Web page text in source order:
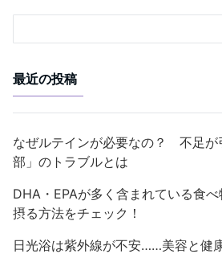
最近の投稿
なぜルテインが必要なの？ 不足が
部」のトラブルとは
DHA・EPAが多く含まれている食
摂る方法をチェック！
日光浴は紫外線が不安……美容と健